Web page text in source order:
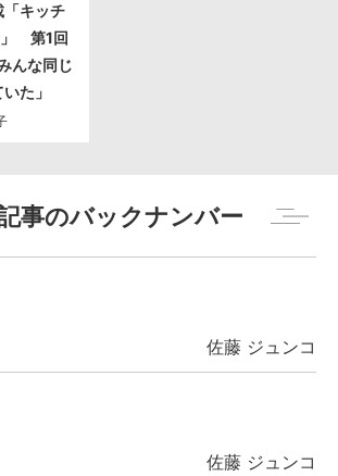
キッチ
」 第1回
んな同じ
た」
事のバックナンバー
佐藤 ジュンコ
佐藤 ジュンコ